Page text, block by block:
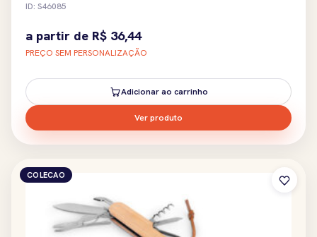
ID: S46085
a partir de R$ 36,44
PREÇO SEM PERSONALIZAÇÃO
Adicionar ao carrinho
Ver produto
COLECAO